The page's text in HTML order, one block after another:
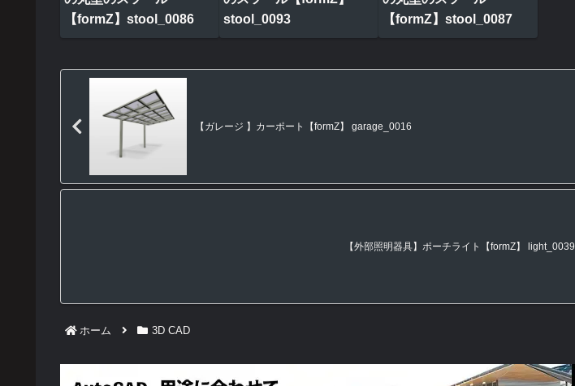
【formZ】stool_0086
stool_0093
【formZ】stool_0087
【ガレージ 】カーポート【formZ】 garage_0016
【外部照明器具】ポーチライト【formZ】 light_0039
ホーム 3D CAD